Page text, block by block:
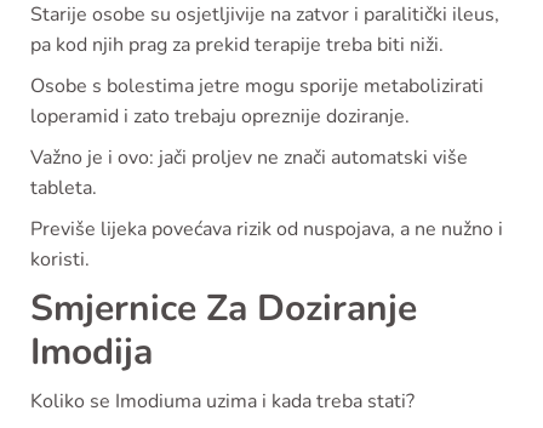
Starije osobe su osjetljivije na zatvor i paralitički ileus,
pa kod njih prag za prekid terapije treba biti niži.
Osobe s bolestima jetre mogu sporije metabolizirati
loperamid i zato trebaju opreznije doziranje.
Važno je i ovo: jači proljev ne znači automatski više
tableta.
Previše lijeka povećava rizik od nuspojava, a ne nužno i
koristi.
Smjernice Za Doziranje
Imodija
Koliko se Imodiuma uzima i kada treba stati?